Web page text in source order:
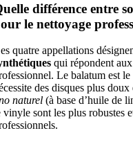
différence entre
le nettoyage
quatre appellations
qui répondent
Le balatum est
des disques plus
naturel (à base d’huile de
vinyle sont les plus robustes